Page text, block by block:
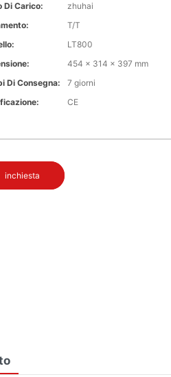
Di Carico:
zhuhai
T/T
LT800
454 x 314 x 397 mm
Di Consegna:
7 giorni
CE
inchiesta